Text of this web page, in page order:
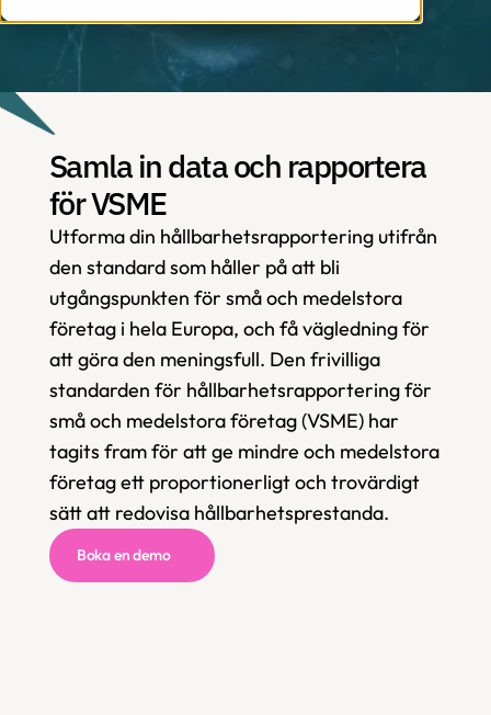
Samla in data och rapportera
för VSME
Utforma din hållbarhetsrapportering utifrån
den standard som håller på att bli
utgångspunkten för små och medelstora
företag i hela Europa, och få vägledning för
att göra den meningsfull. Den frivilliga
standarden för hållbarhetsrapportering för
små och medelstora företag (VSME) har
tagits fram för att ge mindre och medelstora
företag ett proportionerligt och trovärdigt
sätt att redovisa hållbarhetsprestanda.
Boka en demo